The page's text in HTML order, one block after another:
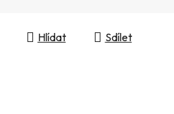
Hlídat Sdílet